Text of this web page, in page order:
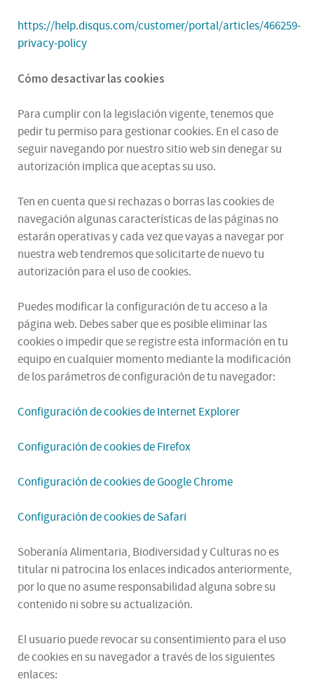
https://help.disqus.com/customer/portal/articles/466259-
privacy-policy
Cómo desactivar las cookies
Para cumplir con la legislación vigente, tenemos que
pedir tu permiso para gestionar cookies. En el caso de
seguir navegando por nuestro sitio web sin denegar su
autorización implica que aceptas su uso.
Ten en cuenta que si rechazas o borras las cookies de
navegación algunas características de las páginas no
estarán operativas y cada vez que vayas a navegar por
nuestra web tendremos que solicitarte de nuevo tu
autorización para el uso de cookies.
Puedes modificar la configuración de tu acceso a la
página web. Debes saber que es posible eliminar las
cookies o impedir que se registre esta información en tu
equipo en cualquier momento mediante la modificación
de los parámetros de configuración de tu navegador:
Configuración de cookies de Internet Explorer
Configuración de cookies de Firefox
Configuración de cookies de Google Chrome
Configuración de cookies de Safari
Soberanía Alimentaria, Biodiversidad y Culturas no es
titular ni patrocina los enlaces indicados anteriormente,
por lo que no asume responsabilidad alguna sobre su
contenido ni sobre su actualización.
El usuario puede revocar su consentimiento para el uso
de cookies en su navegador a través de los siguientes
enlaces: